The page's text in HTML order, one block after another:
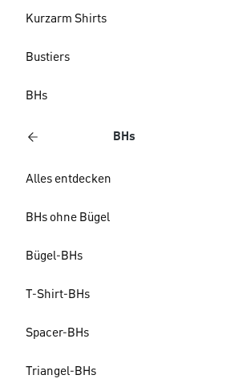
Kurzarm Shirts
Bustiers
BHs
BHs
Alles entdecken
BHs ohne Bügel
Bügel-BHs
T-Shirt-BHs
Spacer-BHs
Triangel-BHs